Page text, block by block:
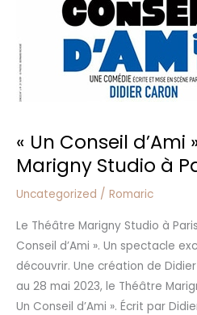
« Un Conseil d’Ami
Marigny Studio à
Uncategorized / Romaric
Le Théâtre Marigny Studio à
Conseil d’Ami ». Un spectacle
découvrir. Une création de
au 28 mai 2023, le Théâtre
Un Conseil d’Ami ». Écrit par